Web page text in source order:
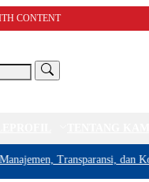
CONTENT
Transparansi, dan